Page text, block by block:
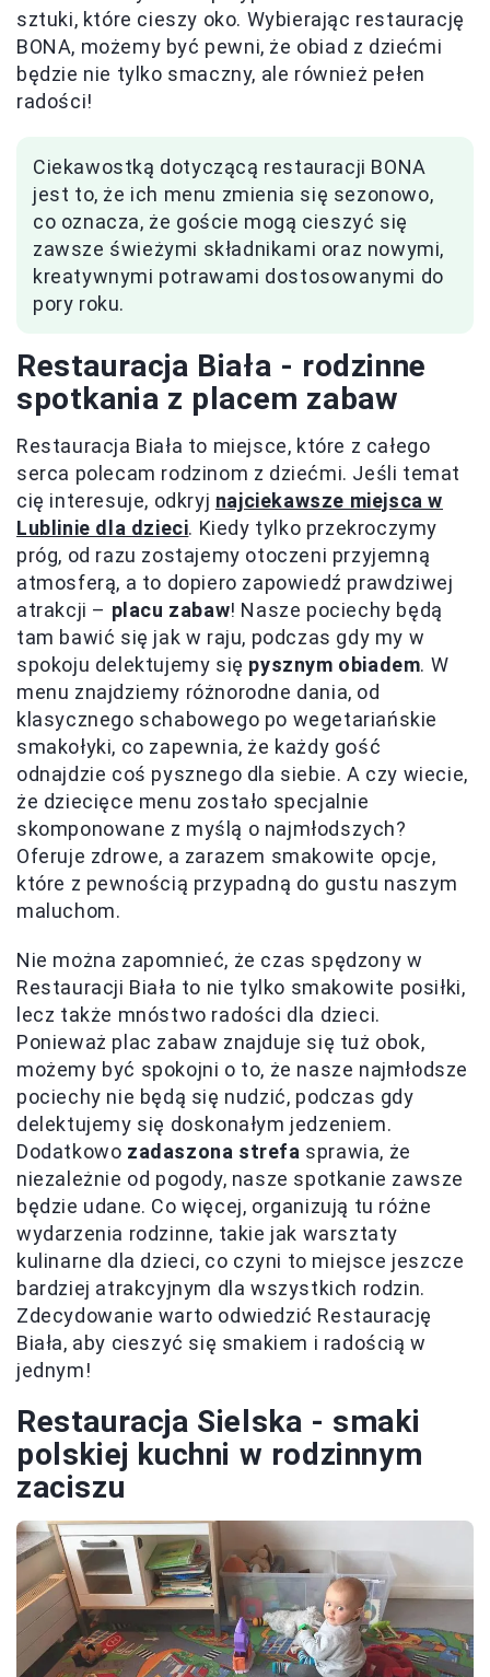
sztuki, które cieszy oko. Wybierając restaurację
BONA, możemy być pewni, że obiad z dziećmi
będzie nie tylko smaczny, ale również pełen
radości!
Ciekawostką dotyczącą restauracji BONA
jest to, że ich menu zmienia się sezonowo,
co oznacza, że goście mogą cieszyć się
zawsze świeżymi składnikami oraz nowymi,
kreatywnymi potrawami dostosowanymi do
pory roku.
Restauracja Biała - rodzinne
spotkania z placem zabaw
Restauracja Biała to miejsce, które z całego
serca polecam rodzinom z dziećmi. Jeśli temat
cię interesuje, odkryj najciekawsze miejsca w
Lublinie dla dzieci. Kiedy tylko przekroczymy
próg, od razu zostajemy otoczeni przyjemną
atmosferą, a to dopiero zapowiedź prawdziwej
atrakcji – placu zabaw! Nasze pociechy będą
tam bawić się jak w raju, podczas gdy my w
spokoju delektujemy się pysznym obiadem. W
menu znajdziemy różnorodne dania, od
klasycznego schabowego po wegetariańskie
smakołyki, co zapewnia, że każdy gość
odnajdzie coś pysznego dla siebie. A czy wiecie,
że dziecięce menu zostało specjalnie
skomponowane z myślą o najmłodszych?
Oferuje zdrowe, a zarazem smakowite opcje,
które z pewnością przypadną do gustu naszym
maluchom.
Nie można zapomnieć, że czas spędzony w
Restauracji Biała to nie tylko smakowite posiłki,
lecz także mnóstwo radości dla dzieci.
Ponieważ plac zabaw znajduje się tuż obok,
możemy być spokojni o to, że nasze najmłodsze
pociechy nie będą się nudzić, podczas gdy
delektujemy się doskonałym jedzeniem.
Dodatkowo zadaszona strefa sprawia, że
niezależnie od pogody, nasze spotkanie zawsze
będzie udane. Co więcej, organizują tu różne
wydarzenia rodzinne, takie jak warsztaty
kulinarne dla dzieci, co czyni to miejsce jeszcze
bardziej atrakcyjnym dla wszystkich rodzin.
Zdecydowanie warto odwiedzić Restaurację
Biała, aby cieszyć się smakiem i radością w
jednym!
Restauracja Sielska - smaki
polskiej kuchni w rodzinnym
zaciszu